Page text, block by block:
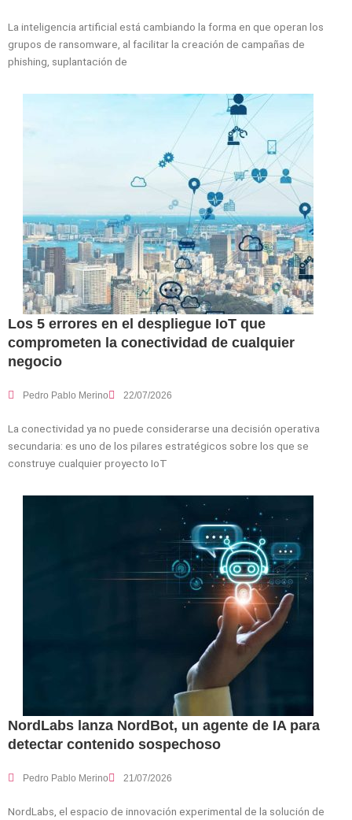
La inteligencia artificial está cambiando la forma en que operan los
grupos de ransomware, al facilitar la creación de campañas de
phishing, suplantación de
Los 5 errores en el despliegue IoT que
comprometen la conectividad de cualquier
negocio
Pedro Pablo Merino 22/07/2026
La conectividad ya no puede considerarse una decisión operativa
secundaria: es uno de los pilares estratégicos sobre los que se
construye cualquier proyecto IoT
NordLabs lanza NordBot, un agente de IA para
detectar contenido sospechoso
Pedro Pablo Merino 21/07/2026
NordLabs, el espacio de innovación experimental de la solución de